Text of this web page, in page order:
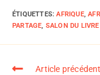
ÉTIQUETTES:AFRIQUE,
PARTAGE, SALON DU
Article précédent